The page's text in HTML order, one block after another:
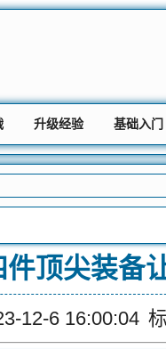
升级经验 基础入门
顶尖装备
12-6 16:00:04